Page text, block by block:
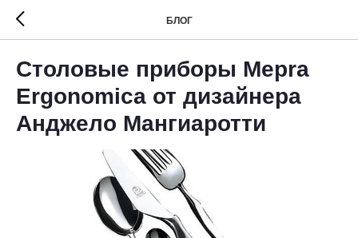
БЛОГ
Столовые приборы Mepra
Ergonomica от дизайнера
Анджело Мангиаротти